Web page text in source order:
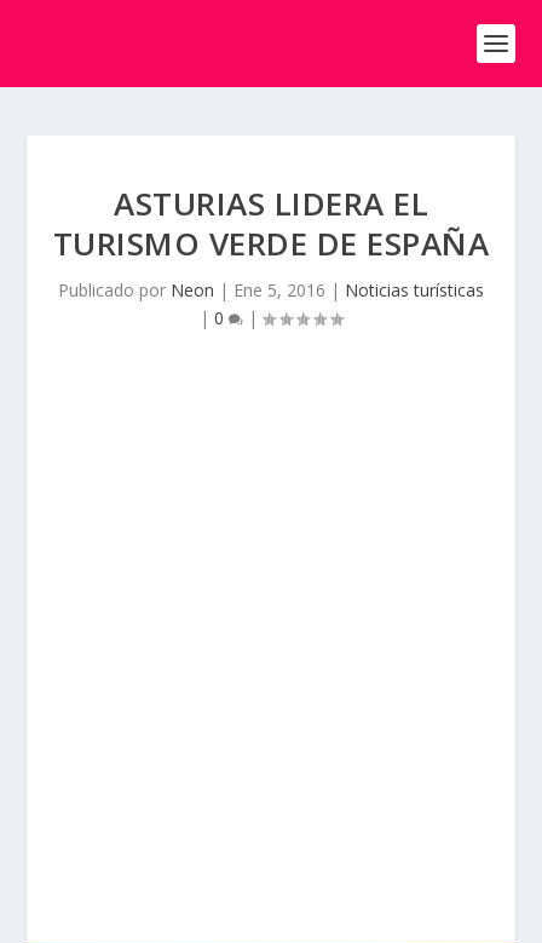
ASTURIAS LIDERA EL
TURISMO VERDE DE ESPAÑA
Publicado por Neon | Ene 5, 2016 | Noticias turísticas
| 0 |